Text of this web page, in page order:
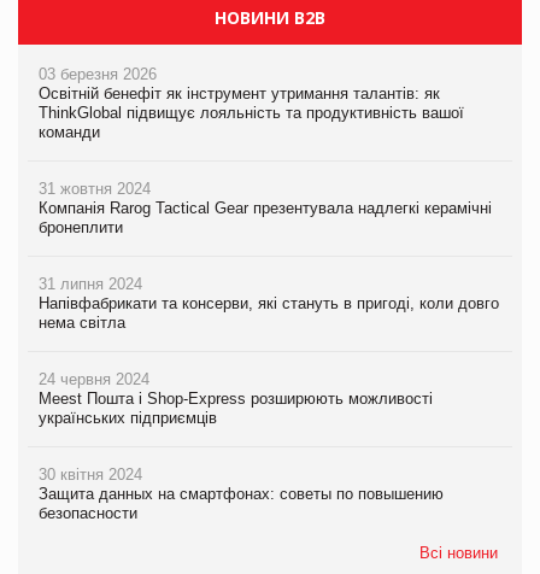
НОВИНИ B2B
03 березня 2026
Освітній бенефіт як інструмент утримання талантів: як
ThinkGlobal підвищує лояльність та продуктивність вашої
команди
31 жовтня 2024
Компанія Rarog Tactical Gear презентувала надлегкі керамічні
бронеплити
31 липня 2024
Напівфабрикати та консерви, які стануть в пригоді, коли довго
нема світла
24 червня 2024
Meest Пошта і Shop-Express розширюють можливості
українських підприємців
30 квітня 2024
Защита данных на смартфонах: советы по повышению
безопасности
Всі новини